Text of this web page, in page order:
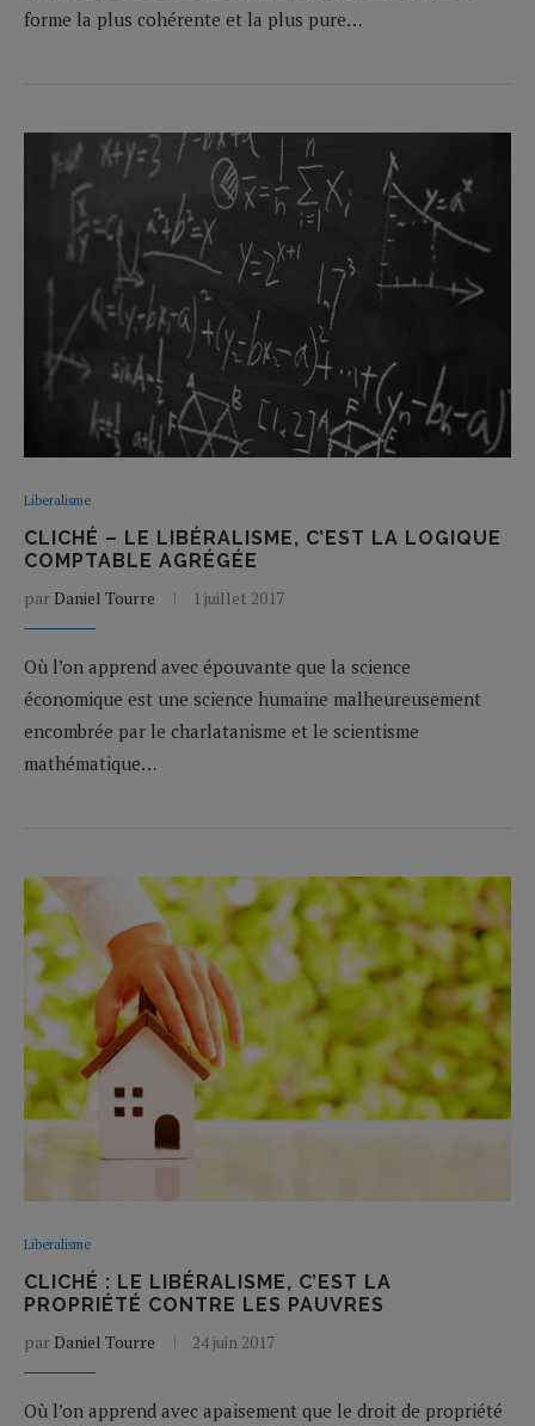
forme la plus cohérente et la plus pure…
Liberalisme
CLICHÉ – LE LIBÉRALISME, C’EST LA LOGIQUE
COMPTABLE AGRÉGÉE
parDaniel Tourre 1 juillet 2017
Où l’on apprend avec épouvante que la science
économique est une science humaine malheureusement
encombrée par le charlatanisme et le scientisme
mathématique…
Liberalisme
CLICHÉ : LE LIBÉRALISME, C’EST LA
PROPRIÉTÉ CONTRE LES PAUVRES
parDaniel Tourre 24 juin 2017
Où l’on apprend avec apaisement que le droit de propriété